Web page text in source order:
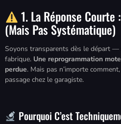
1. La Réponse Courte
(mais Pas Systématique)
Soyons transparents dès le départ —
fabrique. Une reprogrammation
perdue. Mais pas n’importe
passage chez le garagiste.
Pourquoi C’est